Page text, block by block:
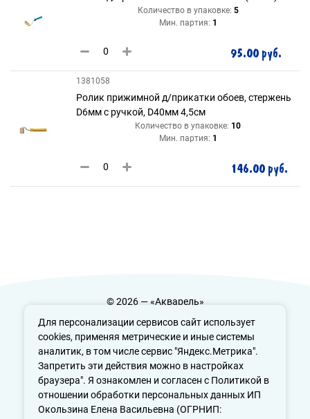
Для персонализации сервисов сайт использует
cookies, применяя метрические и иные системы
аналитик, в том числе сервис "Яндекс.Метрика".
Запретить эти действия можно в настройках
браузера". Я ознакомлен и согласен с Политикой в
отношении обработки персональных данных ИП
Окользина Елена Васильевна (ОГРНИП:
Количество в упаковке: 5
Мин. партия: 1
95.00 руб.
1381058
Ролик прижимной д/прикатки обоев, стержень
D6мм с ручкой, D40мм 4,5см
Количество в упаковке: 10
Мин. партия: 1
146.00 руб.
© 2026 — «Акварель»
Политика конфиденциальности